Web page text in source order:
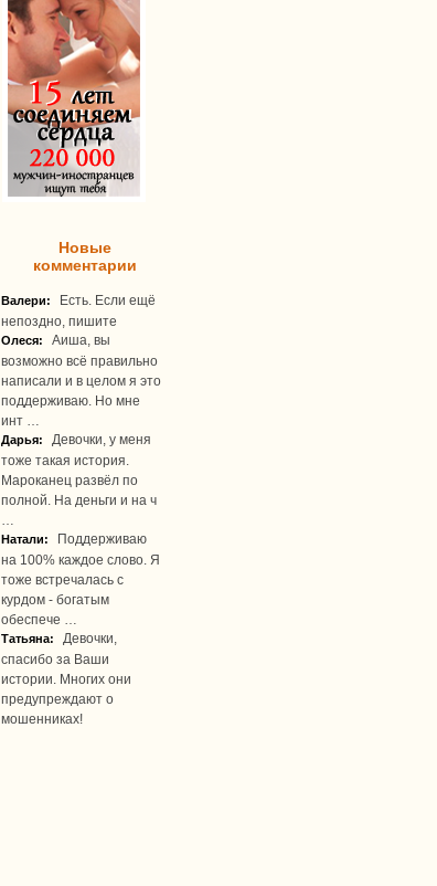
Новые
комментарии
Валери: Есть. Если ещё
непоздно, пишите
Олеся:
Аиша, вы
возможно всё правильно
написали и в целом я это
поддерживаю. Но мне
инт …
Дарья:
Девочки, у меня
тоже такая история.
Мароканец развёл по
полной. На деньги и на ч
Натали:
Поддерживаю
на 100% каждое слово. Я
тоже встречалась с
курдом - богатым
обеспече …
Татьяна:
Девочки,
спасибо за Ваши
истории. Многих они
предупреждают о
мошенниках!